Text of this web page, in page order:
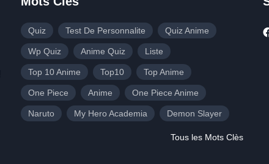
Quiz Test De Personnalite Quiz Anime
Wp Quiz Anime Quiz Liste
Top 10 Anime Top10 Top Anime
One Piece Anime One Piece Anime
Naruto My Hero Academia Demon Slayer
Tous les Mots Clès